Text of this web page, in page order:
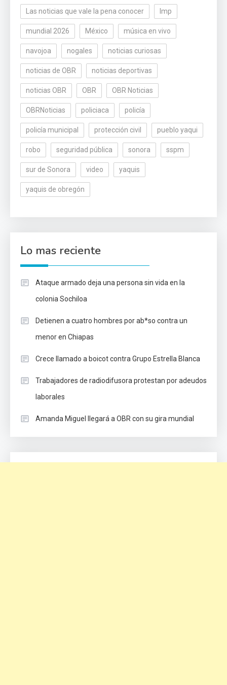
Las noticias que vale la pena conocer lmp
mundial 2026 México música en vivo
navojoa nogales noticias curiosas
noticias de OBR noticias deportivas
noticias OBR OBR OBR Noticias
OBRNoticias policiaca policía
policía municipal protección civil pueblo yaqui
robo seguridad pública sonora sspm
sur de Sonora video yaquis
yaquis de obregón
Lo mas reciente
Ataque armado deja una persona sin vida en la
colonia Sochiloa
Detienen a cuatro hombres por ab*so contra un
menor en Chiapas
Crece llamado a boicot contra Grupo Estrella Blanca
Trabajadores de radiodifusora protestan por adeudos
laborales
Amanda Miguel llegará a OBR con su gira mundial